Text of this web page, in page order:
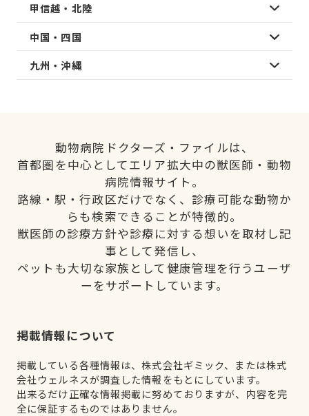
甲信越・北陸
中国・四国
九州・沖縄
動物病院ドクターズ・ファイルは、
首都圏を中心としてエリア拡大中の獣医師・動物
病院情報サイト。
路線・駅・行政区だけでなく、診療可能な動物か
らも検索できることが特徴的。
獣医師の診療方針や診療に対する想いを取材し記
事として発信し、
ペットも大切な家族として健康管理を行うユーザ
ーをサポートしています。
掲載情報について
掲載している各種情報は、株式会社ギミック、または株式
会社ウェルネスが調査した情報をもとにしています。
出来るだけ正確な情報掲載に努めておりますが、内容を完
全に保証するものではありません。